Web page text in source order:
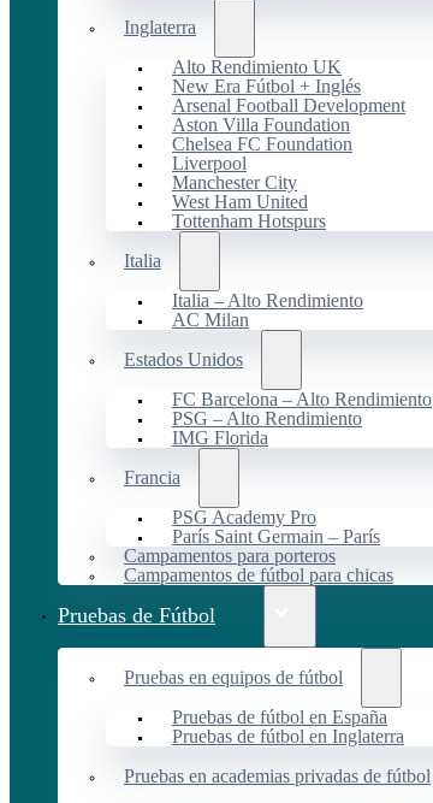
Inglaterra
Alto Rendimiento UK
New Era Fútbol + Inglés
Arsenal Football Development
Aston Villa Foundation
Chelsea FC Foundation
Liverpool
Manchester City
West Ham United
Tottenham Hotspurs
Italia
Italia – Alto Rendimiento
AC Milan
Estados Unidos
FC Barcelona – Alto Rendimiento
PSG – Alto Rendimiento
IMG Florida
Francia
PSG Academy Pro
París Saint Germain – París
Campamentos para porteros
Campamentos de fútbol para chicas
Pruebas de Fútbol
Pruebas en equipos de fútbol
Pruebas de fútbol en España
Pruebas de fútbol en Inglaterra
Pruebas en academias privadas de fútbol